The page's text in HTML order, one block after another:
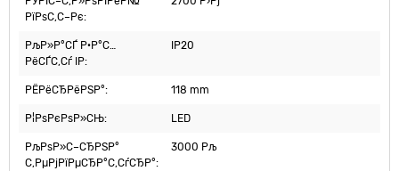
РїРѕС‚С–Рє:
РљР»Р°СЃ Р·Р°С…
РёСЃС‚Сѓ IP:
IP20
РЁРёСЂРёРЅР°: 118 mm
Р¦РѕРєРѕР»СЊ: LED
РљРѕР»С–СЂРЅР°
С‚РµРјРїРµСЂР°С‚СѓСЂР°:
3000 Рљ